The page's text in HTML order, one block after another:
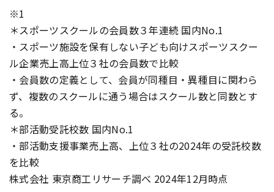
※1
＊スポーツスクールの会員数３年連続 国内No.1
・スポーツ施設を保有しない子ども向けスポーツスクー
ル企業売上高上位３社の会員数で比較
・会員数の定義として、会員が同種目・異種目に関わら
ず、複数のスクールに通う場合はスクール数と同数とす
る。
＊部活動受託校数 国内No.1
・部活動支援事業売上高、上位３社の2024年の受託校数
を比較
株式会社 東京商工リサーチ調べ 2024年12月時点